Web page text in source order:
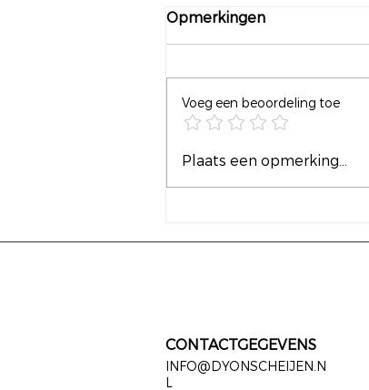
Vrijheid begint bij een
Opmerkingen
Voeg een beoordeling toe
Plaats een opmerking...
CONTACTGEGEVENS
INFO@DYONSCHEIJEN.N
L